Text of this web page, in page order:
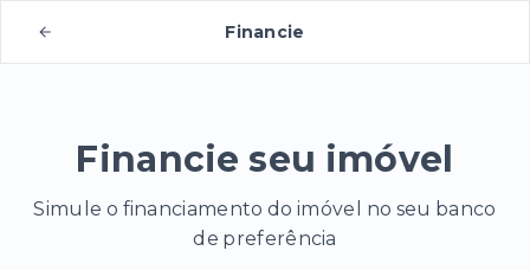
Financie
Financie seu imóvel
Simule o financiamento do imóvel no seu banco
de preferência